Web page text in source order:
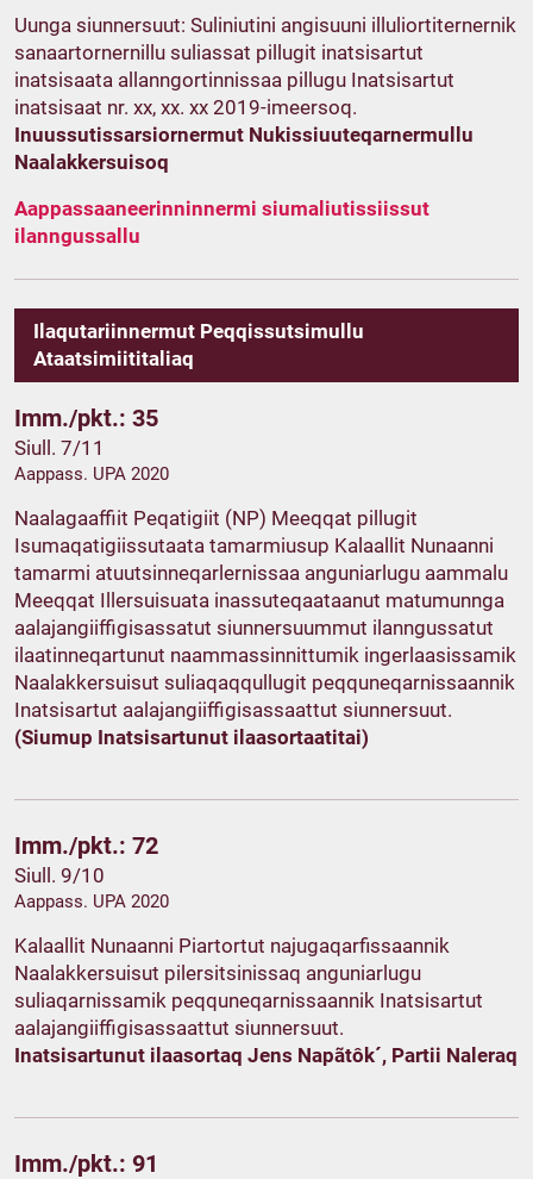
Uunga siunnersuut: Suliniutini angisuuni illuliortiternernik
sanaartornernillu suliassat pillugit inatsisartut
inatsisaata allanngortinnissaa pillugu Inatsisartut
inatsisaat nr. xx, xx. xx 2019-imeersoq.
Inuussutissarsiornermut Nukissiuuteqarnermullu
Naalakkersuisoq
Aappassaaneerinninnermi siumaliutissiissut
ilanngussallu
Ilaqutariinnermut Peqqissutsimullu
Ataatsimiititaliaq
Imm./pkt.: 35
Siull. 7/11
Aappass. UPA 2020
Naalagaaffiit Peqatigiit (NP) Meeqqat pillugit
Isumaqatigiissutaata tamarmiusup Kalaallit Nunaanni
tamarmi atuutsinneqarlernissaa anguniarlugu aammalu
Meeqqat Illersuisuata inassuteqaataanut matumunnga
aalajangiiffigisassatut siunnersuummut ilanngussatut
ilaatinneqartunut naammassinnittumik ingerlaasissamik
Naalakkersuisut suliaqaqqullugit peqquneqarnissaannik
Inatsisartut aalajangiiffigisassaattut siunnersuut.
(Siumup Inatsisartunut ilaasortaatitai)
Imm./pkt.: 72
Siull. 9/10
Aappass. UPA 2020
Kalaallit Nunaanni Piartortut najugaqarfissaannik
Naalakkersuisut pilersitsinissaq anguniarlugu
suliaqarnissamik peqquneqarnissaannik Inatsisartut
aalajangiiffigisassaattut siunnersuut.
Inatsisartunut ilaasortaq Jens Napãtôk´, Partii Naleraq
Imm./pkt.: 91